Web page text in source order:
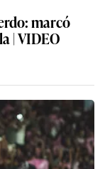
marcó
| VIDEO